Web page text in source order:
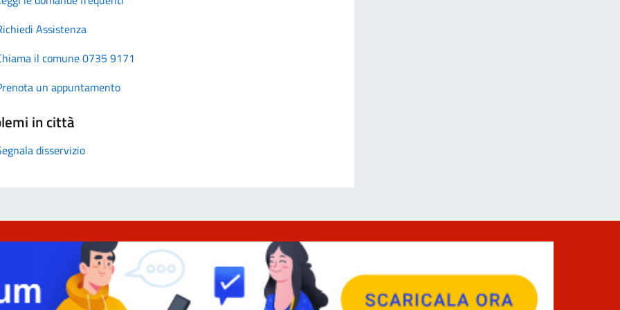
Assistenza
il comune 0735 9171
un appuntamento
in città
disservizio